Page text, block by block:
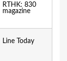
RTHK: 830
magazine
Line Today